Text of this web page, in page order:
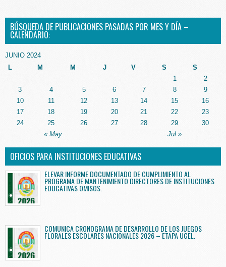
BÚSQUEDA DE PUBLICACIONES PASADAS POR MES Y DÍA –
CALENDARIO:
JUNIO 2024
L
M M J V S S
« May Jul »
1
2
3
4 5 6 7 8
9
10
11 12 13 14 15
16
17
18 19 20 21 22
23
24
25 26 27 28 29 30
OFICIOS PARA INSTITUCIONES EDUCATIVAS
ELEVAR INFORME DOCUMENTADO DE CUMPLIMIENTO AL
PROGRAMA DE MANTENIMIENTO DIRECTORES DE INSTITUCIONES
EDUCATIVAS OMISOS.
COMUNICA CRONOGRAMA DE DESARROLLO DE LOS JUEGOS
FLORALES ESCOLARES NACIONALES 2026 – ETAPA UGEL.